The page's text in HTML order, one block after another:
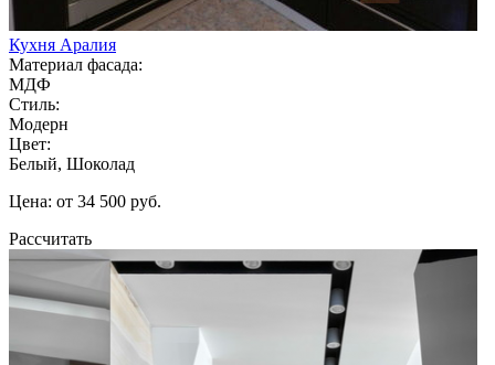
Кухня Аралия
Материал фасада:
МДФ
Стиль:
Модерн
Цвет:
Белый, Шоколад
Цена: от 34 500 руб.
Рассчитать